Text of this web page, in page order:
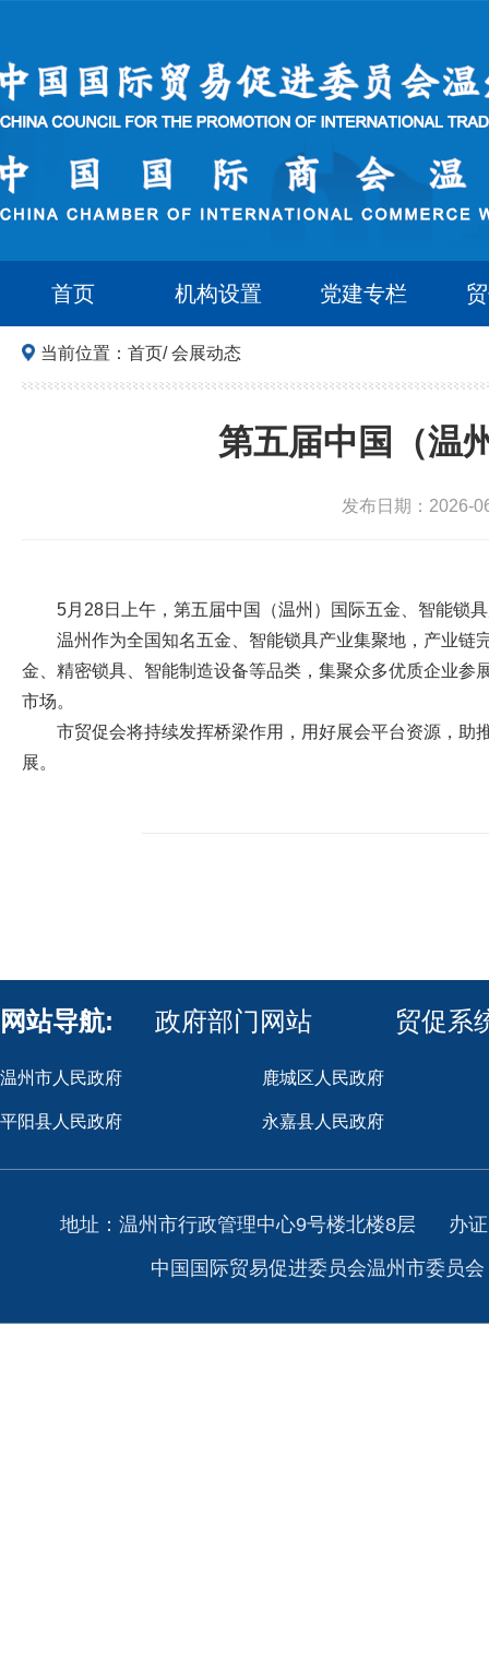
首页 机构设置 党建专栏
当前位置： 首页/会展动态
第五届中国（温
发布日期：2026-
5月28日上午，第五届中国（温州）国际五金、智能锁
温州作为全国知名五金、智能锁具产业集聚地，产业链
金、精密锁具、智能制造设备等品类，集聚众多优质企业
市场。
市贸促会将持续发挥桥梁作用，用好展会平台资源，助
展。
网站导航: 政府部门网站 贸促系
温州市人民政府 鹿城区人民政府
平阳县人民政府 永嘉县人民政府
地址：温州市行政管理中心9号楼北楼8层
办
中国国际贸易促进委员会温州市委员